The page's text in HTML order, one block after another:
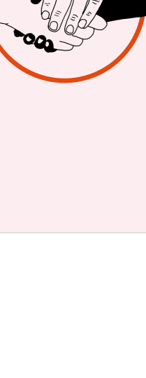
versteigert
soll.
Middelhoff,
regelrecht